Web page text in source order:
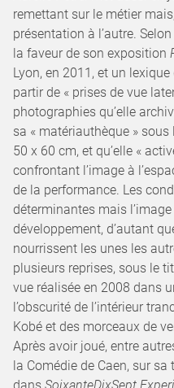
remettant sur le métier
présentation à l’autre.
la faveur de son exposition
Lyon, en 2011, et un
partir de « prises de vue
photographies qu’elle
sa « matériauthèque »
50 x 60 cm, et qu’elle «
confrontant l’image à
de la performance. Les
déterminantes mais
développement, d’autant
nourrissent les unes les
plusieurs reprises, sous le
vue réalisée en 2008 dans
l’obscurité de l’intérieur
Kobé et des morceaux de
Après avoir joué, entre
la Comédie de Caen, sur sa